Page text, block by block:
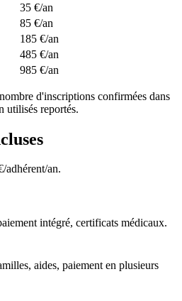
35 €/an
85 €/an
185 €/an
485 €/an
985 €/an
d'inscriptions confirmées dans
utilisés reportés.
adhérent/an.
intégré, certificats médicaux.
aides, paiement en plusieurs